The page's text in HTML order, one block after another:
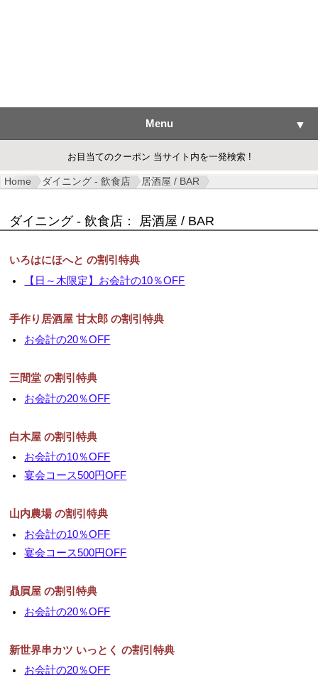
Menu ▼
▼
お目当てのクーポン 当サイト内を一発検索 !
Home ダイニング - 飲食店 居酒屋 / BAR
ダイニング - 飲食店： 居酒屋 / BAR
いろはにほへと の割引特典
【日～木限定】お会計の10％OFF
手作り居酒屋 甘太郎 の割引特典
お会計の20％OFF
三間堂 の割引特典
お会計の20％OFF
白木屋 の割引特典
お会計の10％OFF
宴会コース500円OFF
山内農場 の割引特典
お会計の10％OFF
宴会コース500円OFF
贔屓屋 の割引特典
お会計の20％OFF
新世界串カツ いっとく の割引特典
お会計の20％OFF